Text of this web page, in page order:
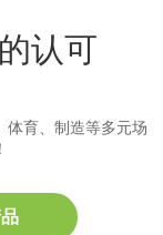
认可
体育、制造等多元场